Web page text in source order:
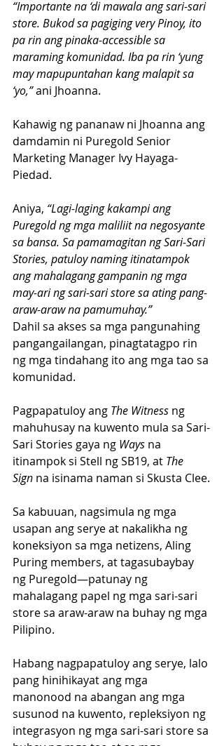
“Importante na ‘di mawala ang sari-sari
store. Bukod sa pagiging very Pinoy, ito
pa rin ang pinaka-accessible sa
maraming komunidad. Iba pa rin ‘yung
may mapupuntahan kang malapit sa
‘yo,” ani Jhoanna.
Kahawig ng pananaw ni Jhoanna ang
damdamin ni Puregold Senior
Marketing Manager Ivy Hayaga-
Piedad.
Aniya, “Lagi-laging kakampi ang
Puregold ng mga maliliit na negosyante
sa bansa. Sa pamamagitan ng Sari-Sari
Stories, patuloy naming itinatampok
ang mahalagang gampanin ng mga
may-ari ng sari-sari store sa ating pang-
araw-araw na pamumuhay.”
Dahil sa akses sa mga pangunahing
pangangailangan, pinagtatagpo rin
ng mga tindahang ito ang mga tao sa
komunidad.
Pagpapatuloy ang The Witness ng
mahuhusay na kuwento mula sa Sari-
Sari Stories gaya ng Ways na
itinampok si Stell ng SB19, at The
Sign na isinama naman si Skusta Clee.
Sa kabuuan, nagsimula ng mga
usapan ang serye at nakalikha ng
koneksiyon sa mga netizens, Aling
Puring members, at tagasubaybay
ng Puregold—patunay ng
mahalagang papel ng mga sari-sari
store sa araw-araw na buhay ng mga
Pilipino.
Habang nagpapatuloy ang serye, lalo
pang hinihikayat ang mga
manonood na abangan ang mga
susunod na kuwento, repleksiyon ng
integrasyon ng mga sari-sari store sa